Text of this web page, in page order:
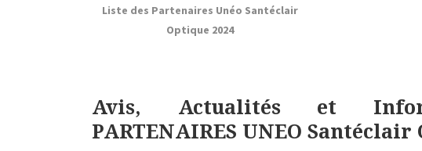
Liste des Partenaires Unéo Santéclair
Optique 2024
Avis, Actualités et
PARTENAIRES UNEO